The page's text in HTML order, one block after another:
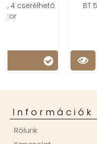
BT 5.3 TWS
Kosárba
Információk
Rólunk